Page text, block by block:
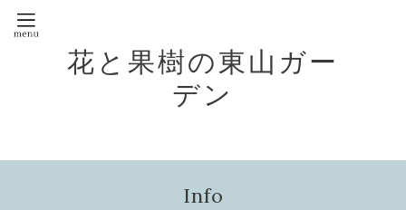
花と果樹の東山ガー
デン
Info